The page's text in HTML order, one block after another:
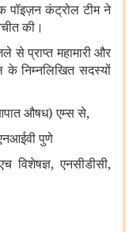
पॉइज़न कंट्रोल टीम ने
की।
से प्राप्त महामारी और
निम्नलिखित सदस्यों
औषध)एम्स से,
पुणे
विशेषज्ञ, एनसीडीसी,